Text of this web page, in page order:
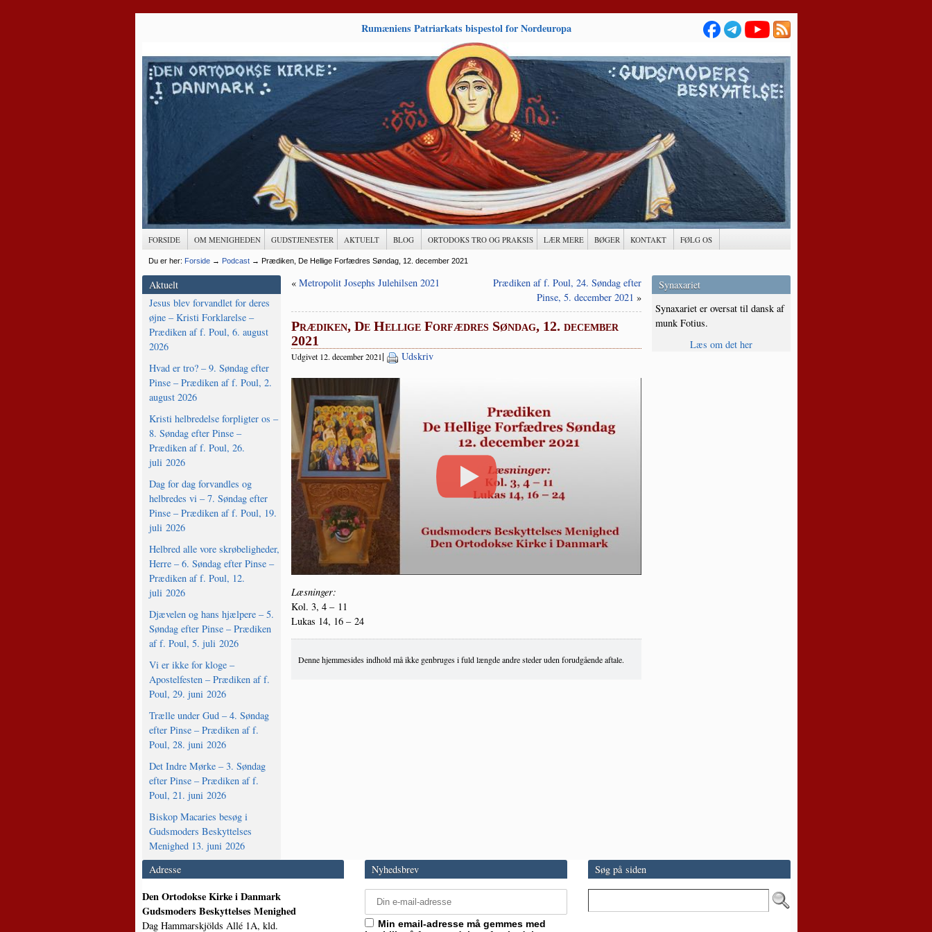
Rumæniens Patriarkats bispestol for Nordeuropa
FORSIDE OM MENIGHEDEN GUDSTJENESTER AKTUELT BLOG ORTODOKS TRO OG PRAKSIS LÆR MERE BØGER KONTAKT FØLG OS
Du er her: Forside→ Podcast→ Prædiken, De Hellige Forfædres Søndag, 12. december 2021
Aktuelt
Jesus blev forvandlet for deres
øjne – Kristi Forklarelse –
Prædiken af f. Poul, 6. august
2026
Hvad er tro? – 9. Søndag efter
Pinse – Prædiken af f. Poul, 2.
august 2026
Kristi helbredelse forpligter os –
8. Søndag efter Pinse –
Prædiken af f. Poul, 26.
juli 2026
Dag for dag forvandles og
helbredes vi – 7. Søndag efter
Pinse – Prædiken af f. Poul, 19.
juli 2026
Helbred alle vore skrøbeligheder,
Herre – 6. Søndag efter Pinse –
Prædiken af f. Poul, 12.
juli 2026
Djævelen og hans hjælpere – 5.
Søndag efter Pinse – Prædiken
af f. Poul, 5. juli 2026
Vi er ikke for kloge –
Apostelfesten – Prædiken af f.
Poul, 29. juni 2026
Trælle under Gud – 4. Søndag
efter Pinse – Prædiken af f.
Poul, 28. juni 2026
Det Indre Mørke – 3. Søndag
efter Pinse – Prædiken af f.
Poul, 21. juni 2026
Biskop Macaries besøg i
Gudsmoders Beskyttelses
Menighed 13. juni 2026
« Metropolit Josephs Julehilsen 2021
Prædiken af f. Poul, 24. Søndag efter
Pinse, 5. december 2021 »
Prædiken, De Hellige Forfædres Søndag, 12. december
2021
Udgivet 12. december 2021| Udskriv
Læs­nin­ger:
Kol. 3, 4 – 11
Lukas 14, 16 – 24
Denne hjemmesides indhold må ikke genbruges i fuld længde andre steder uden forudgående aftale.
Synaxariet
Synaxariet er oversat til dansk af
munk Fotius.
Læs om det her
Adresse
Den Ortodokse Kirke i Danmark
Gudsmoders Beskyttelses Menighed
Dag Hammarskjölds Allé 1A, kld.
Nyhedsbrev
Min email-adresse må gemmes med
Søg på siden